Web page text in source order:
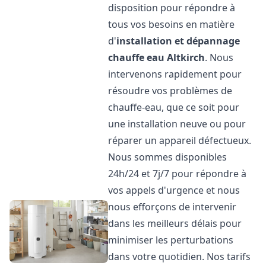
disposition pour répondre à
tous vos besoins en matière
d'installation et dépannage
chauffe eau Altkirch. Nous
intervenons rapidement pour
résoudre vos problèmes de
chauffe-eau, que ce soit pour
une installation neuve ou pour
réparer un appareil défectueux.
Nous sommes disponibles
24h/24 et 7j/7 pour répondre à
vos appels d'urgence et nous
nous efforçons de intervenir
dans les meilleurs délais pour
minimiser les perturbations
dans votre quotidien. Nos tarifs